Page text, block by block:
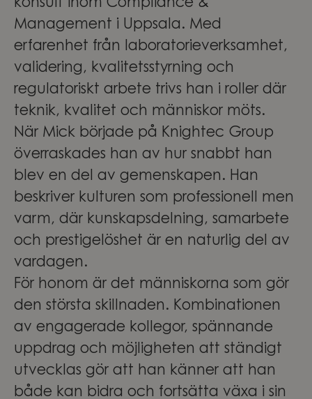
konsult inom Compliance &
Management i Uppsala. Med
erfarenhet från laboratorieverksamhet,
validering, kvalitetsstyrning och
regulatoriskt arbete trivs han i roller där
teknik, kvalitet och människor möts.
När Mick började på Knightec Group
överraskades han av hur snabbt han
blev en del av gemenskapen. Han
beskriver kulturen som professionell men
varm, där kunskapsdelning, samarbete
och prestigelöshet är en naturlig del av
vardagen.
För honom är det människorna som gör
den största skillnaden. Kombinationen
av engagerade kollegor, spännande
uppdrag och möjligheten att ständigt
utvecklas gör att han känner att han
både kan bidra och fortsätta växa i sin